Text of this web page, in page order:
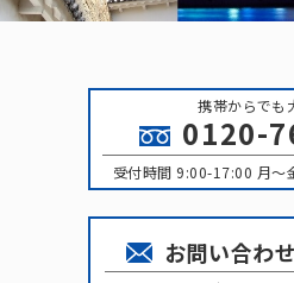
携帯からでも
0120-
受付時間 9:00-17:00 月〜
お問い合わ